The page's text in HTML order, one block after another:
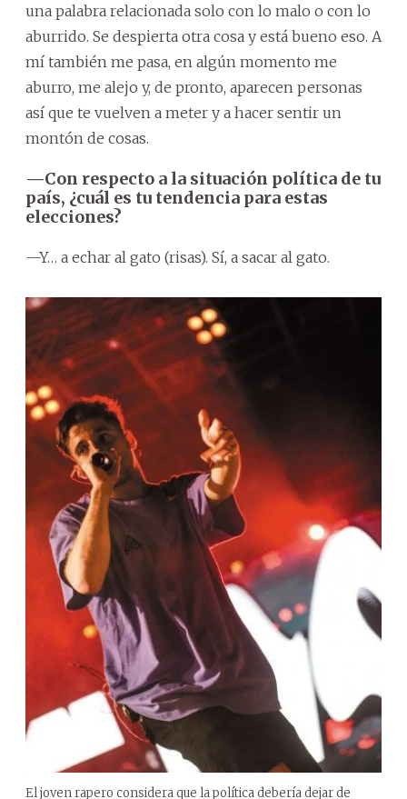
una palabra relacionada solo con lo malo o con lo
aburrido. Se despierta otra cosa y está bueno eso. A
mí también me pasa, en algún momento me
aburro, me alejo y, de pronto, aparecen personas
así que te vuelven a meter y a hacer sentir un
montón de cosas.
—Con respecto a la situación política de tu
país, ¿cuál es tu tendencia para estas
elecciones?
—Y… a echar al gato (risas). Sí, a sacar al gato.
El joven rapero considera que la política debería dejar de